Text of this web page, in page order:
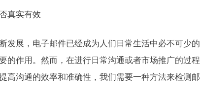
真实有效
发展，电子邮件已经成为人们日常生活中必不可少
的作用。然而，在进行日常沟通或者市场推广的过
高沟通的效率和准确性，我们需要一种方法来检测邮